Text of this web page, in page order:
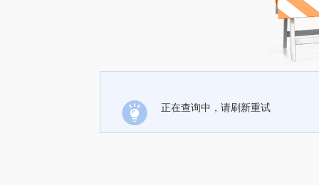
正在查询中，请刷新重试